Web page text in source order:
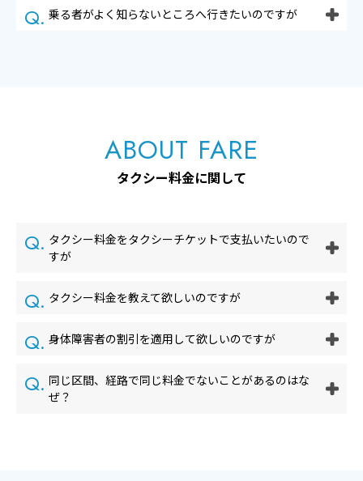
乗る者がよく知らないところへ行きたいのですが
ABOUT FARE
タクシー料金に関して
タクシー料金をタクシーチケットで支払いたいので
すが
タクシー料金を教えて欲しいのですが
身体障害者の割引を適用して欲しいのですが
同じ区間、経路で同じ料金でないことがあるのはな
ぜ？